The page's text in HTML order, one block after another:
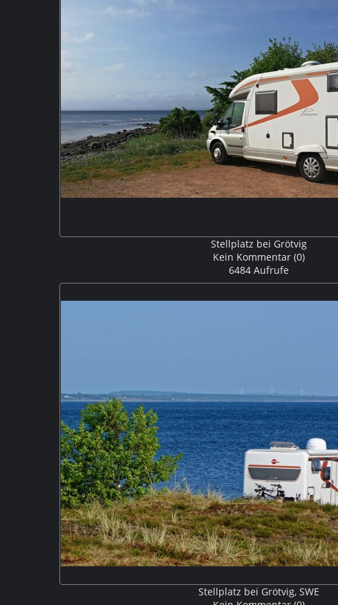
Stellplatz bei Grötvig
Kein Kommentar (0)
6484 Aufrufe
Stellplatz bei Grötvig, SWE